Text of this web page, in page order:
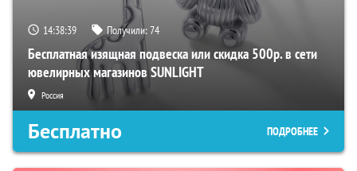
14:38:38 Получили:74
Бесплатная изящная подвеска или скидка 500р. в сети
ювелирных магазинов SUNLIGHT
Россия
Бесплатно ПОДРОБНЕЕ